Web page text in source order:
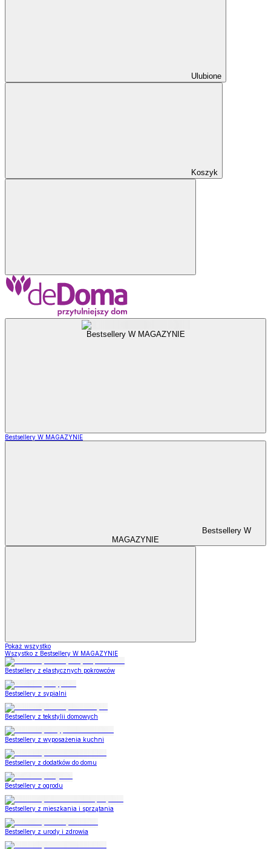
Ulubione
Koszyk
Bestsellery W MAGAZYNIE
Bestsellery W MAGAZYNIE
Bestsellery W
MAGAZYNIE
Pokaż wszystko
Wszystko z Bestsellery W MAGAZYNIE
Bestsellery z elastycznych pokrowców
Bestsellery z sypialni
Bestsellery z tekstylii domowych
Bestsellery z wyposażenia kuchni
Bestsellery z dodatków do domu
Bestsellery z ogrodu
Bestsellery z mieszkania i sprzątania
Bestsellery z urody i zdrowia